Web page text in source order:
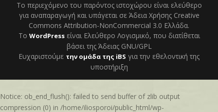
Το περιεχόμενο του παρόντος ιστοχώρου είναι ελεύθερο
για αναπαραγωγή και υπάγεται σε Άδεια Χρήσης Creative
Commons Attribution-NonCommercial 3.0 Ελλάδα.
Το WordPressείναι Ελεύθερο Λογισμικό, που διατίθεται
βάσει της Άδειας GNU/GPL
Ευχαριστούμε την ομάδα της iBS για την εθελοντική της
υποστήριξη
Notice: ob_end_flush(): failed to send buffer of zlib output
compression (0) in /home/iliosporoi/public_html/wp-